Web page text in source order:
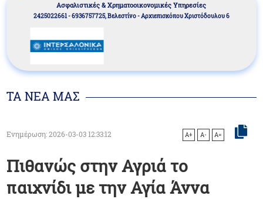
Aσφαλιστικές & Χρηματοοικονομικές Υπηρεσίες
2425022661 - 6936757725, Βελεστίνο - Αρχιεπισκόπου Χριστόδουλου 6
ΤΑ ΝΕΑ ΜΑΣ
Ενημέρωση: 2026-03-03 12:33:12 A+ A- A=
Πιθανώς στην Αγριά το
παιχνίδι με την Αγία Άννα